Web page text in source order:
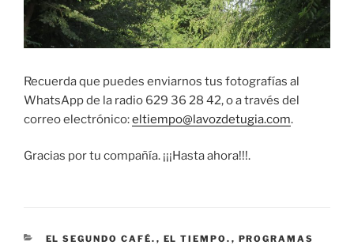
Recuerda que puedes enviarnos tus fotografías al
WhatsApp de la radio 629 36 28 42, o a través del
correo electrónico:eltiempo@lavozdetugia.com.
Gracias por tu compañía. ¡¡¡Hasta ahora!!!.
CATEGORÍAS
EL SEGUNDO CAFÉ. , EL TIEMPO. , PROGRAMAS